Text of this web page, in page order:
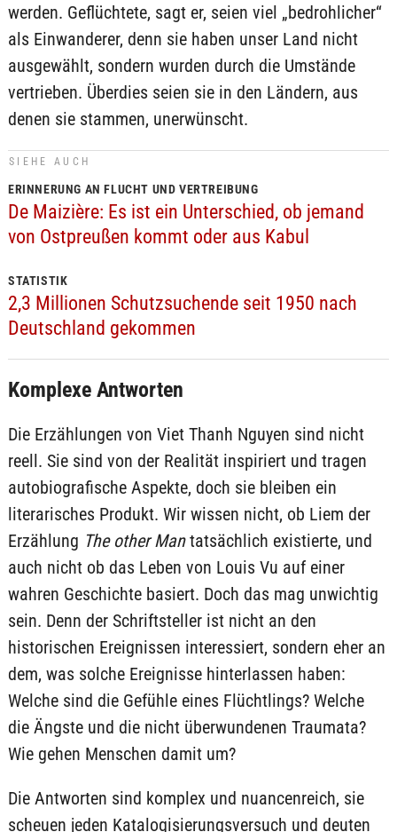
werden. Geflüchtete, sagt er, seien viel „bedrohlicher“
als Einwanderer, denn sie haben unser Land nicht
ausgewählt, sondern wurden durch die Umstände
vertrieben. Überdies seien sie in den Ländern, aus
denen sie stammen, unerwünscht.
SIEHE AUCH
ERINNERUNG AN FLUCHT UND VERTREIBUNG
De Maizière: Es ist ein Unterschied, ob jemand
von Ostpreußen kommt oder aus Kabul
STATISTIK
2,3 Millionen Schutzsuchende seit 1950 nach
Deutschland gekommen
Komplexe Antworten
Die Erzählungen von Viet Thanh Nguyen sind nicht
reell. Sie sind von der Realität inspiriert und tragen
autobiografische Aspekte, doch sie bleiben ein
literarisches Produkt. Wir wissen nicht, ob Liem der
Erzählung The other Mantatsächlich existierte, und
auch nicht ob das Leben von Louis Vu auf einer
wahren Geschichte basiert. Doch das mag unwichtig
sein. Denn der Schriftsteller ist nicht an den
historischen Ereignissen interessiert, sondern eher an
dem, was solche Ereignisse hinterlassen haben:
Welche sind die Gefühle eines Flüchtlings? Welche
die Ängste und die nicht überwundenen Traumata?
Wie gehen Menschen damit um?
Die Antworten sind komplex und nuancenreich, sie
scheuen jeden Katalogisierungsversuch und deuten